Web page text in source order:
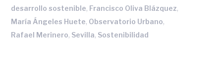
desarrollo sostenible, Francisco Oliva Blázquez,
María Ángeles Huete, Observatorio Urbano,
Rafael Merinero, Sevilla, Sostenibilidad